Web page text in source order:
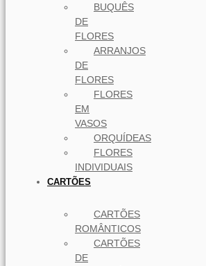
BUQUÊS
DE
FLORES
ARRANJOS
DE
FLORES
FLORES
EM
VASOS
ORQUÍDEAS
FLORES
INDIVIDUAIS
CARTÕES
CARTÕES
ROMÂNTICOS
CARTÕES
DE